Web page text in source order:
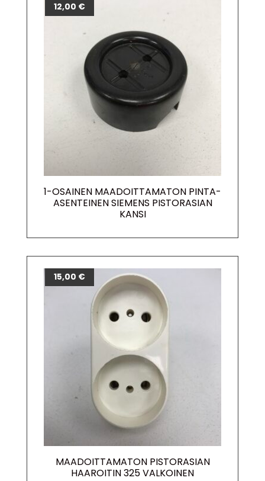
1-OSAINEN MAADOITTAMATON PINTA-
ASENTEINEN SIEMENS PISTORASIAN
KANSI
12,00 €
MAADOITTAMATON PISTORASIAN
HAAROITIN 325 VALKOINEN
15,00 €